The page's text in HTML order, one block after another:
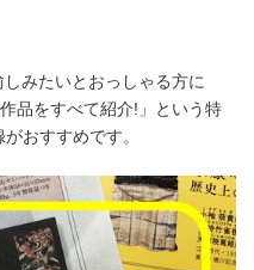
みたいとおっしゃる方に
品をすべて紹介!」という特
おすすめです。